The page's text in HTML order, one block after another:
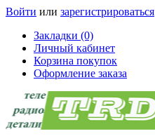
Войти или зарегистрироваться
Закладки (0)
Личный кабинет
Корзина покупок
Оформление заказа